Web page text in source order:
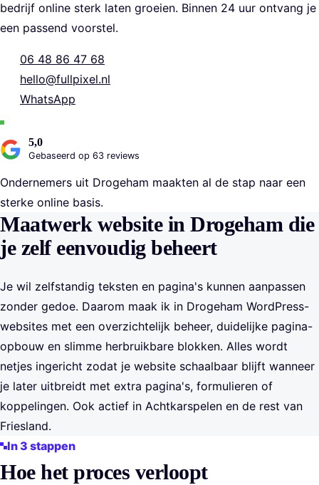
bedrijf online sterk laten groeien. Binnen 24 uur ontvang je
een passend voorstel.
06 48 86 47 68
hello@fullpixel.nl
WhatsApp
5,0
Gebaseerd op 63 reviews
Ondernemers uit Drogeham maakten al de stap naar een
sterke online basis.
Maatwerk website in Drogeham die
je zelf eenvoudig beheert
Je wil zelfstandig teksten en pagina's kunnen aanpassen
zonder gedoe. Daarom maak ik in Drogeham WordPress-
websites met een overzichtelijk beheer, duidelijke pagina-
opbouw en slimme herbruikbare blokken. Alles wordt
netjes ingericht zodat je website schaalbaar blijft wanneer
je later uitbreidt met extra pagina's, formulieren of
koppelingen. Ook actief in Achtkarspelen en de rest van
Friesland.
In 3 stappen
Hoe het proces verloopt